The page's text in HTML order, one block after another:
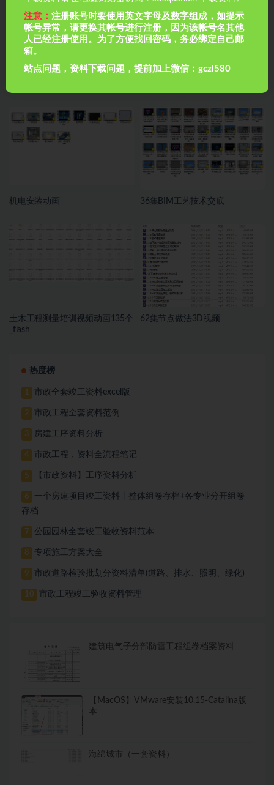
机电安装动画 36集BIM工艺技术交底
土木工程测量培训视频动画135个
_flash
62集节点做法3D视频
热度榜
1 市政全套竣工资料excel版
2 市政工程全套资料范例
3 房建工序资料分析
4 市政工程，资料全流程笔记
5 【市政资料】工序资料分析
6
一个房建项目竣工资料丨整体组卷存档+各专业分开组卷
存档
7 公园园林全套竣工验收资料范本
8 专项施工方案大全
9 市政道路检验批划分资料清单(道路、排水、照明、绿化)
10 市政工程竣工验收资料管理
建筑电气子分部防雷工程组卷档案资料
【MacOS】VMware安装10.15-Catalina版
本
海绵城市（一套资料）
注意：注册账号时要使用英文字母及数字组成，如提示
帐号异常，请更换其帐号进行注册，因为该帐号名其他
人已经注册使用。为了方便找回密码，务必绑定自己邮
箱。
站点问题，资料下载问题，提前加上微信：gczl580